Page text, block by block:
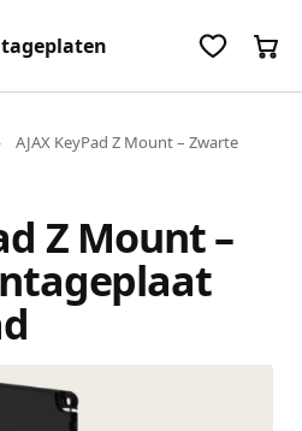
AJAX KeyPad Z Mount – Zwarte
Z Mount –